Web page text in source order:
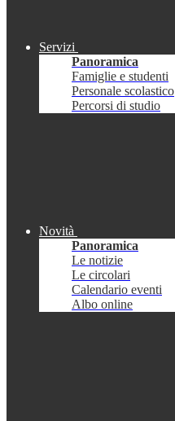
Servizi
Panoramica
Famiglie e studenti
Personale scolastico
Percorsi di studio
Novità
Panoramica
Le notizie
Le circolari
Calendario eventi
Albo online